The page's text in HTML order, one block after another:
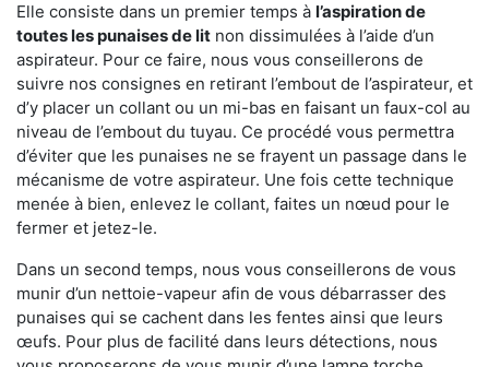
Elle consiste dans un premier temps à l’aspiration de
toutes les punaises de lit non dissimulées à l’aide d’un
aspirateur. Pour ce faire, nous vous conseillerons de
suivre nos consignes en retirant l’embout de l’aspirateur, et
d’y placer un collant ou un mi-bas en faisant un faux-col au
niveau de l’embout du tuyau. Ce procédé vous permettra
d’éviter que les punaises ne se frayent un passage dans le
mécanisme de votre aspirateur. Une fois cette technique
menée à bien, enlevez le collant, faites un nœud pour le
fermer et jetez-le.
Dans un second temps, nous vous conseillerons de vous
munir d’un nettoie-vapeur afin de vous débarrasser des
punaises qui se cachent dans les fentes ainsi que leurs
œufs. Pour plus de facilité dans leurs détections, nous